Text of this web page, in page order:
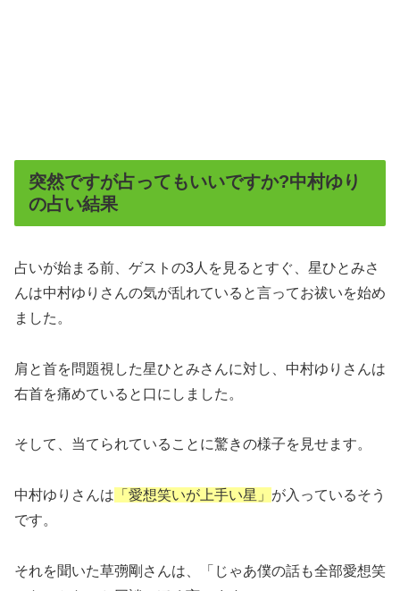
突然ですが占ってもいいですか?中村ゆり
の占い結果
占いが始まる前、ゲストの3人を見るとすぐ、星ひとみさ
んは中村ゆりさんの気が乱れていると言ってお祓いを始め
ました。
肩と首を問題視した星ひとみさんに対し、中村ゆりさんは
右首を痛めていると口にしました。
そして、当てられていることに驚きの様子を見せます。
中村ゆりさんは 「愛想笑いが上手い星」 が入っているそう
です。
それを聞いた草彅剛さんは、「じゃあ僕の話も全部愛想笑